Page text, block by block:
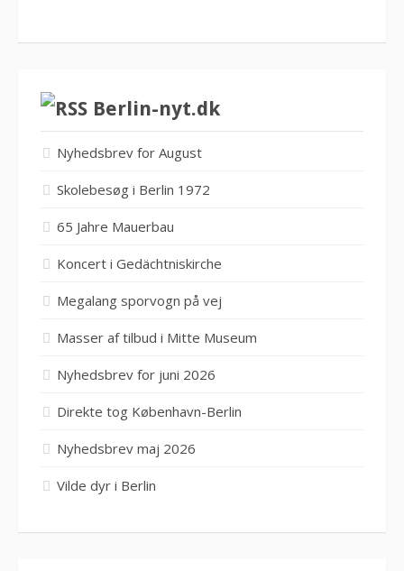
Berlin-nyt.dk
Nyhedsbrev for August
Skolebesøg i Berlin 1972
65 Jahre Mauerbau
Koncert i Gedächtniskirche
Megalang sporvogn på vej
Masser af tilbud i Mitte Museum
Nyhedsbrev for juni 2026
Direkte tog København-Berlin
Nyhedsbrev maj 2026
Vilde dyr i Berlin